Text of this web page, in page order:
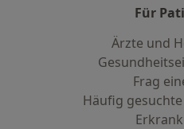
Für
Ärzte und
Frag
Häufig